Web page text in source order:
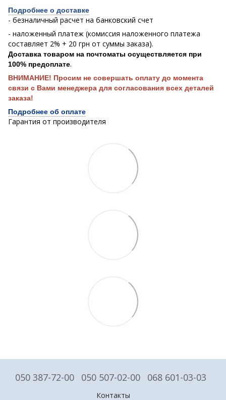
Подробнее о доставке
- безналичный расчет на банковский счет
- наложенный платеж (комиссия наложенного платежа
составляет 2% + 20 грн от суммы заказа).
Доставка товаром на почтоматы осуществляется при
100% предоплате.
ВНИМАНИЕ! Просим не совершать оплату до момента
связи с Вами менеджера для согласования всех деталей
заказа!
Подробнее об оплате
Гарантия от производителя
050 387-72-00 050 507-02-00 068 601-03-03
Контакты